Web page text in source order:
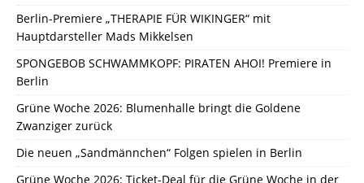
Berlin-Premiere „THERAPIE FÜR WIKINGER“ mit
Hauptdarsteller Mads Mikkelsen
SPONGEBOB SCHWAMMKOPF: PIRATEN AHOI! Premiere in
Berlin
Grüne Woche 2026: Blumenhalle bringt die Goldene
Zwanziger zurück
Die neuen „Sandmännchen“ Folgen spielen in Berlin
Grüne Woche 2026: Ticket-Deal für die Grüne Woche in der